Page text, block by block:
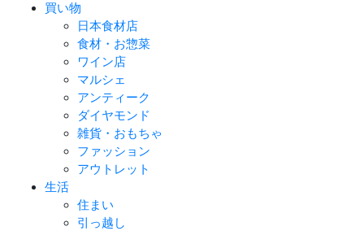
買い物
日本食材店
食材・お惣菜
ワイン店
マルシェ
アンティーク
ダイヤモンド
雑貨・おもちゃ
ファッション
アウトレット
生活
住まい
引っ越し